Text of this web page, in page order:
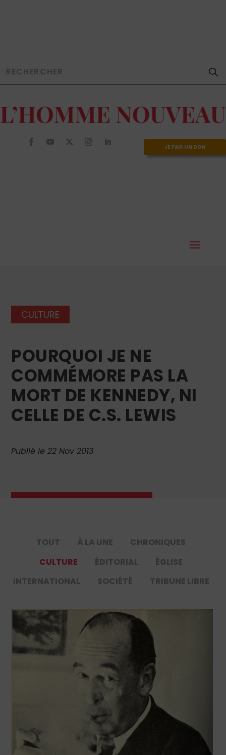
JE FAIS UN DON
CULTURE
POURQUOI JE NE
COMMÉMORE PAS LA
MORT DE KENNEDY, NI
CELLE DE C.S. LEWIS
Publié le 22 Nov 2013
TOUT À LA UNE
CHRONIQUES
CULTURE
ÉDITORIAL
ÉGLISE
INTERNATIONAL
SOCIÉTÉ TRIBUNE LIBRE